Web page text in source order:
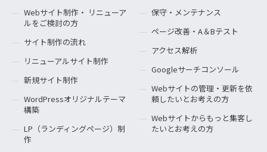
Webサイト制作・ リニューア
ルをご検討の方
サイト制作の流れ
リニューアルサイト制作
新規サイト制作
WordPressオリジナルテーマ
構築
LP（ランディングページ）制
作
保守・メンテナンス
ページ改善・A＆Bテスト
アクセス解析
Googleサーチコンソール
Webサイトの管理・更新を依
頼したいとお考えの方
Webサイトからもっと集客し
たいとお考えの方